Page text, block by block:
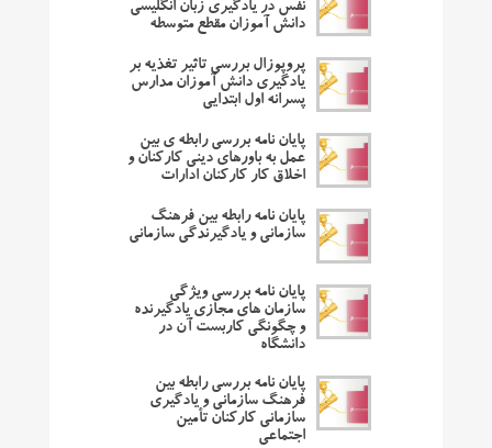
نفس در یادگیری زبان انگلیسی
دانش آموزان مقطع متوسطه
پروپوزال بررسی تاثیر تغذیه بر
یادگیری دانش آموزان مدارس
پسرانه اول ابتدایی
پایان نامه بررسی رابطه ی بین
عمل به باورهای دینی کارکنان و
اخلاق کار کارکنان ادارات
پایان نامه رابطه بین فرهنگ
سازمانی و یادگیرندگی سازمانی
پایان نامه بررسی ویژگی
سازمان های مجازی یادگیرنده
و چگونگی کاربست آن در
دانشگاه
پایان نامه بررسی رابطه بین
فرهنگ سازمانی و یادگیری
سازمانی کارکنان تأمین
اجتماعی